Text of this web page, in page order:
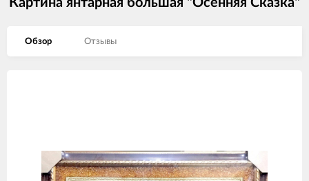
Картина янтарная большая "Осенняя Сказка"
Обзор Отзывы